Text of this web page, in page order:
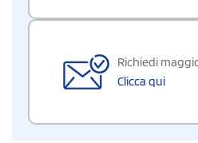
Richiedi
Clicca qui